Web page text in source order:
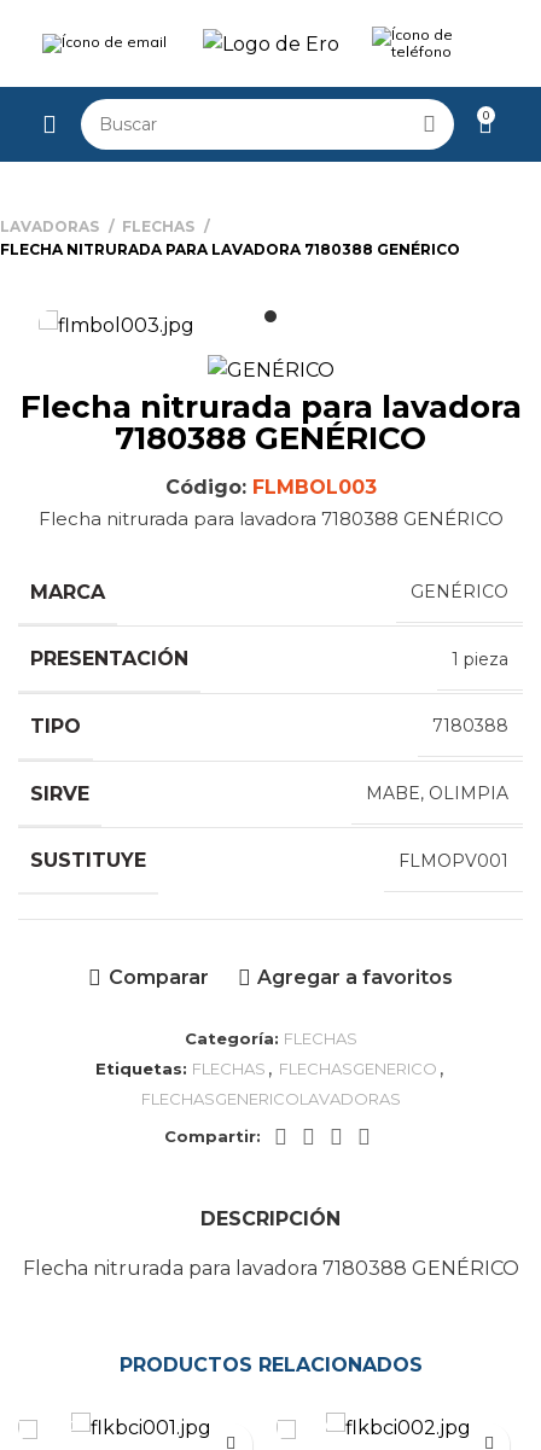
0
LAVADORAS
FLECHAS
FLECHA NITRURADA PARA LAVADORA 7180388 GENÉRICO
Flecha nitrurada para lavadora
7180388 GENÉRICO
Código: FLMBOL003
Flecha nitrurada para lavadora 7180388 GENÉRICO
MARCA GENÉRICO
PRESENTACIÓN 1 pieza
TIPO 7180388
SIRVE MABE, OLIMPIA
SUSTITUYE FLMOPV001
Comparar Agregar a favoritos
Categoría: FLECHAS
Etiquetas: FLECHAS , FLECHASGENERICO ,
FLECHASGENERICOLAVADORAS
Compartir:
DESCRIPCIÓN
Flecha nitrurada para lavadora 7180388 GENÉRICO
PRODUCTOS RELACIONADOS